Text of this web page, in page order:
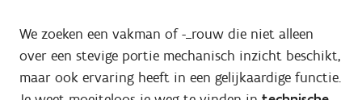
We zoeken een vakman of -_rouw die niet alleen
over een stevige portie mechanisch inzicht beschikt,
maar ook ervaring heeft in een gelijkaardige functie.